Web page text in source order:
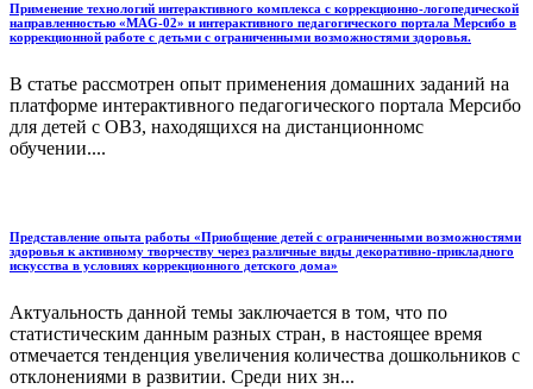
Применение технологий интерактивного комплекса с коррекционно-логопедической
направленностью «MAG-02» и интерактивного педагогического портала Мерсибо в
коррекционной работе с детьми с ограниченными возможностями здоровья.
В статье рассмотрен опыт применения домашних заданий на
платформе интерактивного педагогического портала Мерсибо
для детей с ОВЗ, находящихся на дистанционномс
обучении....
Представление опыта работы «Приобщение детей с ограниченными возможностями
здоровья к активному творчеству через различные виды декоративно-прикладного
искусства в условиях коррекционного детского дома»
Актуальность данной темы заключается в том, что по
статистическим данным разных стран, в настоящее время
отмечается тенденция увеличения количества дошкольников с
отклонениями в развитии. Среди них зн...